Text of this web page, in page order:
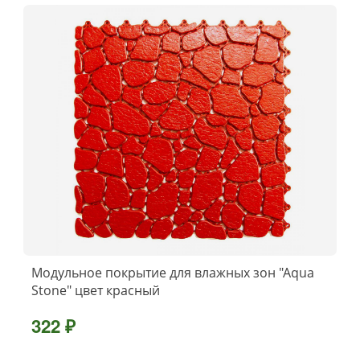
Модульное покрытие для влажных зон "Aqua
Stone" цвет красный
322 ₽